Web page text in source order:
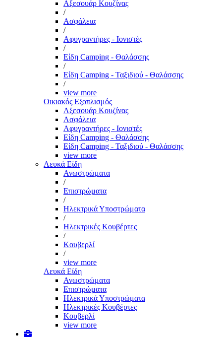
Αξεσουάρ Κουζίνας
/
Ασφάλεια
/
Αφυγραντήρες - Ιονιστές
/
Είδη Camping - Θαλάσσης
/
Είδη Camping - Ταξιδιού - Θαλάσσης
/
view more
Οικιακός Εξοπλισμός
Αξεσουάρ Κουζίνας
Ασφάλεια
Αφυγραντήρες - Ιονιστές
Είδη Camping - Θαλάσσης
Είδη Camping - Ταξιδιού - Θαλάσσης
view more
Λευκά Είδη
Ανωστρώματα
/
Επιστρώματα
/
Ηλεκτρικά Υποστρώματα
/
Ηλεκτρικές Κουβέρτες
/
Κουβερλί
/
view more
Λευκά Είδη
Ανωστρώματα
Επιστρώματα
Ηλεκτρικά Υποστρώματα
Ηλεκτρικές Κουβέρτες
Κουβερλί
view more